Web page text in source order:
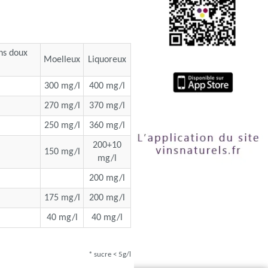
doux
Moelleux Liquoreux
300 mg/l 400 mg/l
270 mg/l 370 mg/l
250 mg/l 360 mg/l
150 mg/l
200+10
mg/l
200 mg/l
175 mg/l 200 mg/l
40 mg/l 40 mg/l
* sucre < 5g/l